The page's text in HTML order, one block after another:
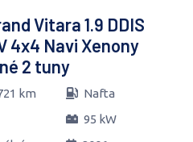
Vitara 1.9 DDIS
4x4 Navi Xenony
2 tuny
km
Nafta
95 kW